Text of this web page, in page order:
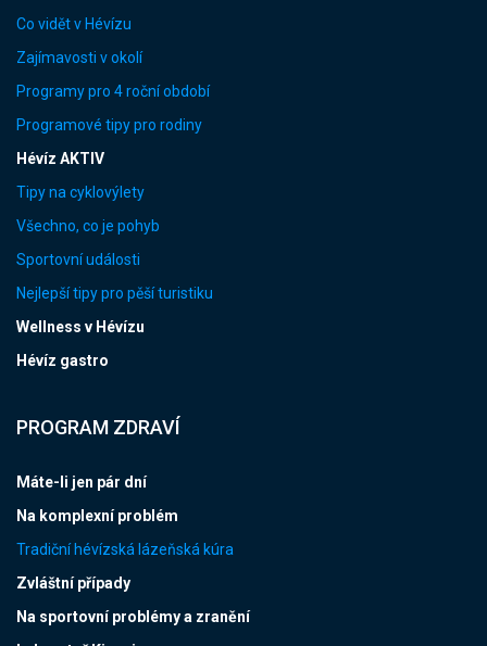
Co vidět v Hévízu
Zajímavosti v okolí
Programy pro 4 roční období
Programové tipy pro rodiny
Hévíz AKTIV
Tipy na cyklovýlety
Všechno, co je pohyb
Sportovní události
Nejlepší tipy pro pěší turistiku
Wellness v Hévízu
Hévíz gastro
PROGRAM ZDRAVÍ
Máte-li jen pár dní
Na komplexní problém
Tradiční hévízská lázeňská kúra
Zvláštní případy
Na sportovní problémy a zranění